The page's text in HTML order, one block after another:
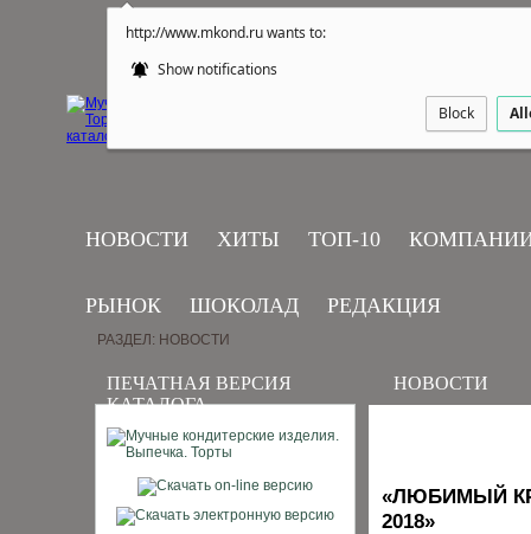
http://www.mkond.ru wants to:
Show notifications
Block
НОВОСТИ ХИТЫ ТОП-10
РЫНОК ШОКОЛАД РЕДАКЦИЯ
ПЕЧАТНАЯ ВЕРСИЯ
КАТАЛОГА
РАЗДЕЛ: НОВОСТИ
НОВОСТИ
«ЛЮБИМЫЙ
2018»